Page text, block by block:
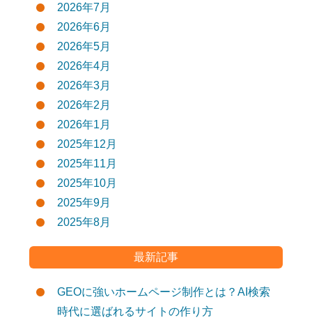
2026年7月
2026年6月
2026年5月
2026年4月
2026年3月
2026年2月
2026年1月
2025年12月
2025年11月
2025年10月
2025年9月
2025年8月
最新記事
GEOに強いホームページ制作とは？AI検索
時代に選ばれるサイトの作り方